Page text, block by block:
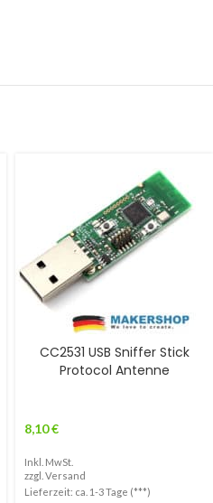
CC2531 USB Sniffer Stick
Protocol Antenne
8,10€
Inkl. MwSt.
zzgl. Versand
Lieferzeit: ca. 1-3 Tage (***)